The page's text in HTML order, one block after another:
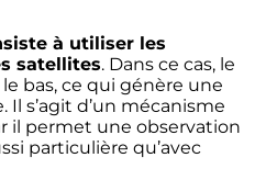
à utiliser les
satellites. Dans ce cas, le
bas, ce qui génère une
s’agit d’un mécanisme
il permet une observation
particulière qu’avec